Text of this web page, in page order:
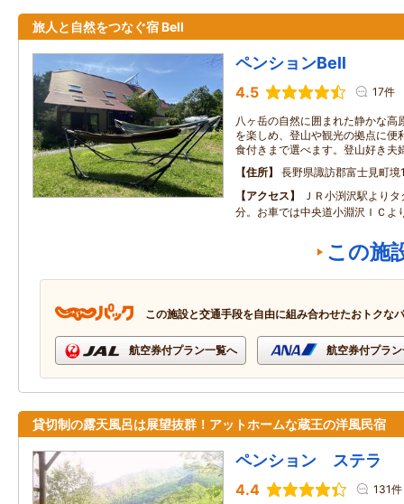
旅人と自然をつなぐ宿 Bell
ペンションBell
4.5 17件
八ヶ岳の自然に囲まれた静かな高
を楽しめ、登山や観光の拠点に便
食付きまで選べます。登山好き夫
住所
長野県諏訪郡富士見町境
アクセス
ＪＲ小渕沢駅より
分。お車では中央道小淵沢ＩＣよ
この施
この施設と交通手段を自由に組み合わせたおトクな
航空券付プラン一覧へ 航空券付プラ
貸切制の露天風呂は展望抜群！アットホームな蔵王の洋風民宿
ペンション ステラ
4.4 131件